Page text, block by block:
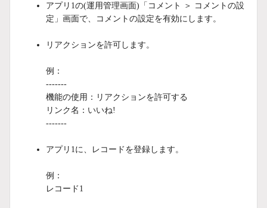
アプリ1の(運用管理画面)「コメント ＞ コメントの設
定」画面で、コメントの設定を有効にします。
リアクションを許可します。
例：
-------
機能の使用：リアクションを許可する
リンク名：いいね!
-------
アプリ1に、レコードを登録します。
例：
レコード1